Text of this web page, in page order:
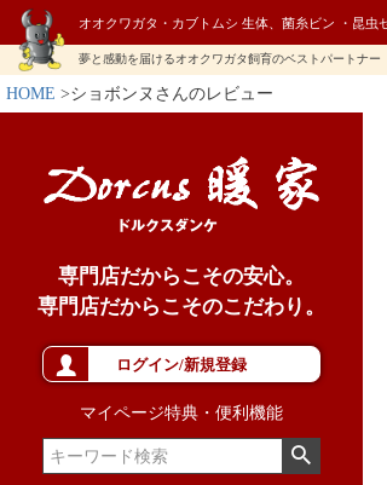
オオクワガタ・カブトムシ 生体、菌糸ビン ・昆
夢と感動を届けるオオクワガタ飼育のベストパートナ
HOME ショボンヌさんのレビュー
専門店だからこその安心。
専門店だからこそのこだわり。
ログイン/新規登録
マイページ特典・便利機能